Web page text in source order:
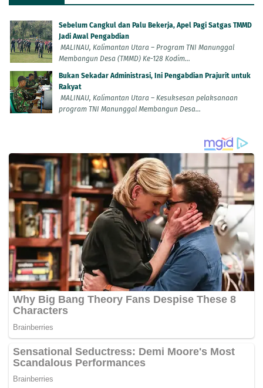
Sebelum Cangkul dan Palu Bekerja, Apel Pagi Satgas TMMD
Jadi Awal Pengabdian
MALINAU, Kalimantan Utara – Program TNI Manunggal
Membangun Desa (TMMD) Ke-128 Kodim...
Bukan Sekadar Administrasi, Ini Pengabdian Prajurit untuk
Rakyat
MALINAU, Kalimantan Utara – Kesuksesan pelaksanaan
program TNI Manunggal Membangun Desa...